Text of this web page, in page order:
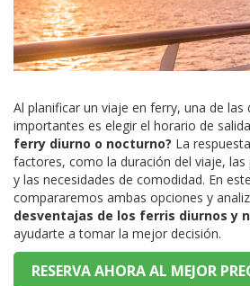
Al planificar un viaje en ferry, una de las
importantes es elegir el horario de
ferry diurno o nocturno? La
factores, como la duración del viaje, las
y las necesidades de comodidad. En
compararemos ambas opciones y
desventajas de los ferris diurnos y
ayudarte a tomar la mejor decisión.
RESERVA AHORA AL MEJOR